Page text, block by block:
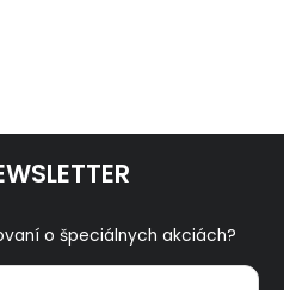
o špeciálnych akciách?